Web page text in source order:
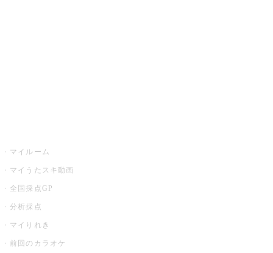
マイルーム
マイうたスキ動画
全国採点GP
分析採点
マイりれき
前回のカラオケ